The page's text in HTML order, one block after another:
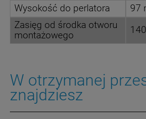
Wysokość do perlatora
97
Zasięg od środka otworu
montażowego
W otrzymanej
znajdziesz